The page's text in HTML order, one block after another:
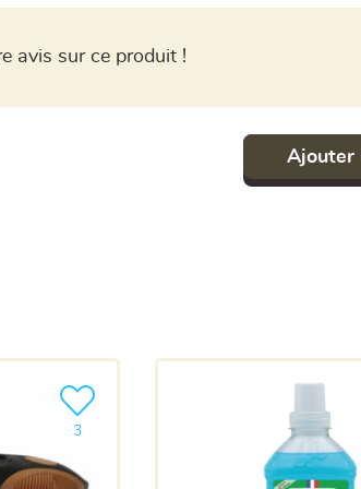
avis sur ce produit !
Ajouter
3
Ajouter le produit à ma liste